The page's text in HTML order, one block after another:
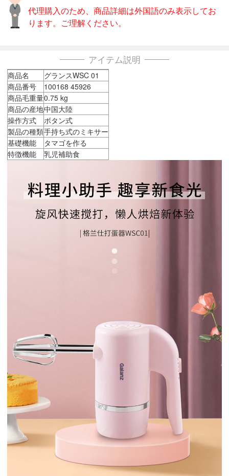
代理購入のため、商品詳細は外国語のみ表示してお
ります。ご理解ください。
アイテム説明
商品名
グランスWSC 01
商品番号
100168 45926
商品毛重量0.75 kg
商品の産地中国大陸
操作方式
ボタン式
製品の種類手持ち式のミキサー
基礎機能
タマゴを作る
特徴機能
乳児補助食